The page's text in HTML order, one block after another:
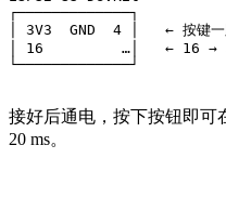
┌─────────────┐
│ 3V3  GND  4 │   ← 按键一
│ 16         …│   ← 16 →
└─────────────┘
接好后通电，按下按钮即可
20 ms。